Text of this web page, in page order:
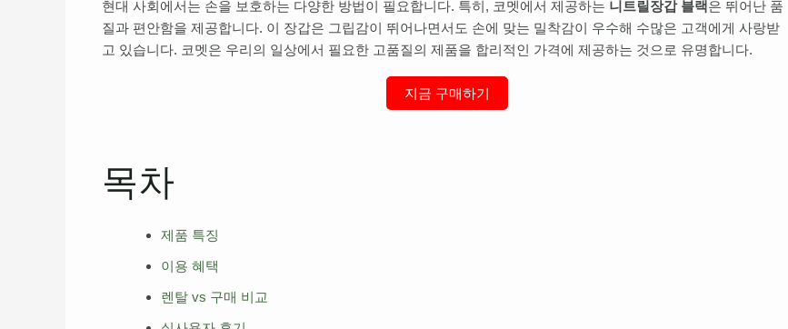
현대 사회에서는 손을 보호하는 다양한 방법이 필요합니다. 특히, 코멧에서 제공하는 니트릴장갑 블랙은 뛰어난 품
질과 편안함을 제공합니다. 이 장갑은 그립감이 뛰어나면서도 손에 맞는 밀착감이 우수해 수많은 고객에게 사랑받
고 있습니다. 코멧은 우리의 일상에서 필요한 고품질의 제품을 합리적인 가격에 제공하는 것으로 유명합니다.
지금 구매하기
목차
제품 특징
이용 혜택
렌탈 vs 구매 비교